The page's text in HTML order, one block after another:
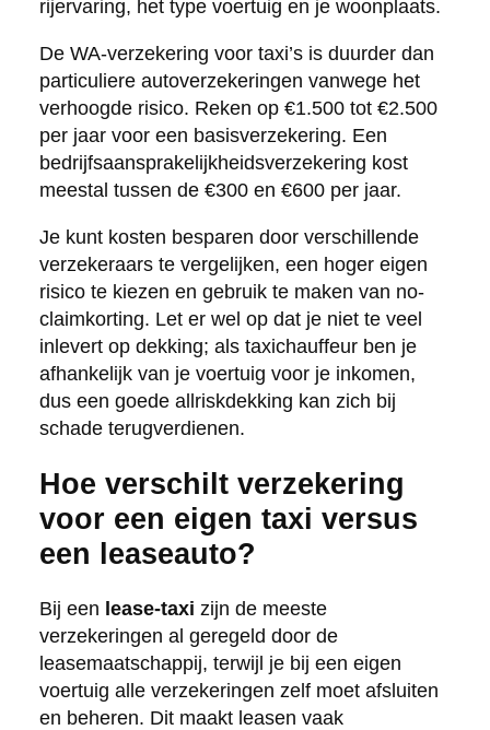
rijervaring, het type voertuig en je woonplaats.
De WA-verzekering voor taxi’s is duurder dan
particuliere autoverzekeringen vanwege het
verhoogde risico. Reken op €1.500 tot €2.500
per jaar voor een basisverzekering. Een
bedrijfsaansprakelijkheidsverzekering kost
meestal tussen de €300 en €600 per jaar.
Je kunt kosten besparen door verschillende
verzekeraars te vergelijken, een hoger eigen
risico te kiezen en gebruik te maken van no-
claimkorting. Let er wel op dat je niet te veel
inlevert op dekking; als taxichauffeur ben je
afhankelijk van je voertuig voor je inkomen,
dus een goede allriskdekking kan zich bij
schade terugverdienen.
Hoe verschilt verzekering
voor een eigen taxi versus
een leaseauto?
Bij een lease-taxi zijn de meeste
verzekeringen al geregeld door de
leasemaatschappij, terwijl je bij een eigen
voertuig alle verzekeringen zelf moet afsluiten
en beheren. Dit maakt leasen vaak